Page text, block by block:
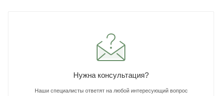
Нужна консультация?
Наши специалисты ответят на любой интересующий вопрос